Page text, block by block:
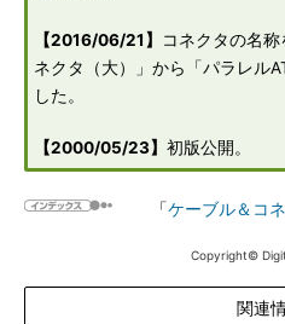
【2016/06/21】
コネクタの名
ネクタ（大）」から「パラレル
した。
【2000/05/23】 初版公開。
「ケーブル＆コ
Copyright©
関連